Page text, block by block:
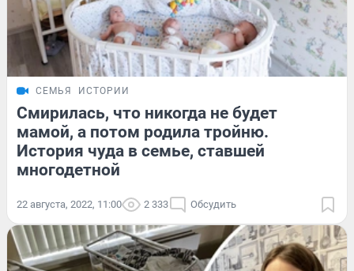
СЕМЬЯ ИСТОРИИ
Смирилась, что никогда не будет
мамой, а потом родила тройню.
История чуда в семье, ставшей
многодетной
22 августа, 2022, 11:00 2 333 Обсудить